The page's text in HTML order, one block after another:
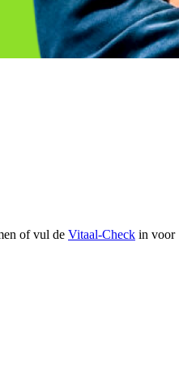
of vul de Vitaal-Check in voor